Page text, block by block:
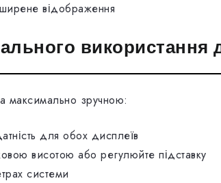
відображення
використання
зручною:
для обох дисплеїв
висотою або регулюйте підставку
системи